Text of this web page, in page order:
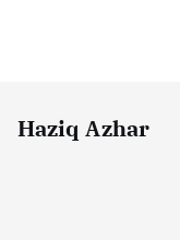
Haziq Azhar